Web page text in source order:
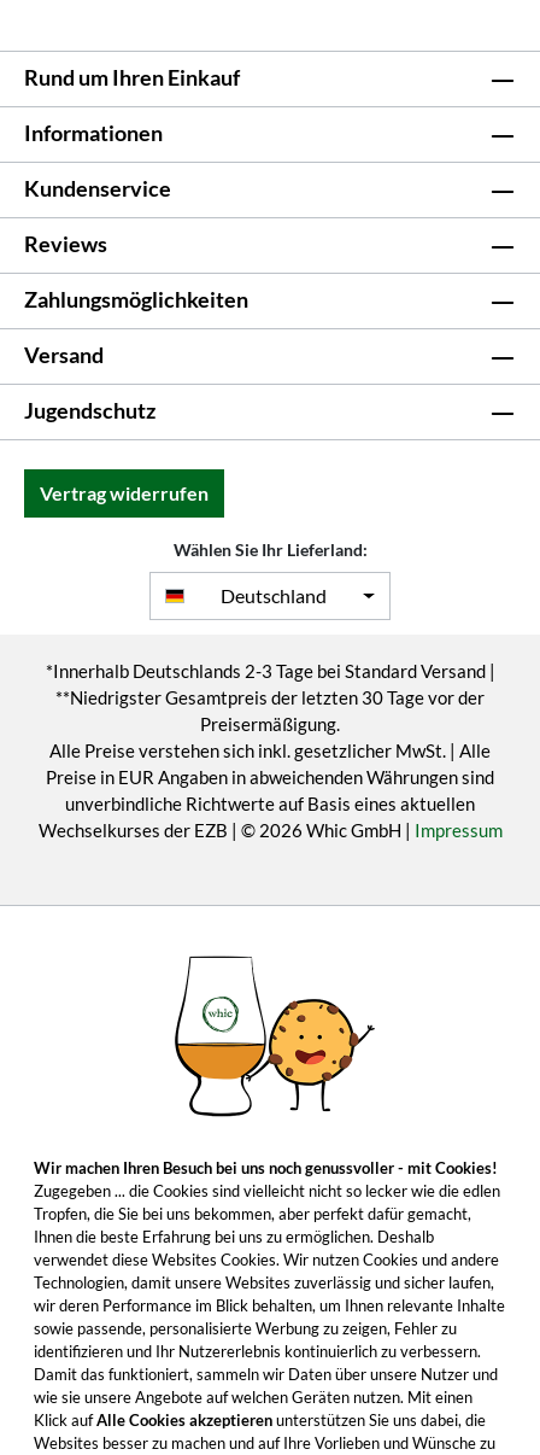
Rund um Ihren Einkauf
Informationen
Kundenservice
Reviews
Zahlungsmöglichkeiten
Versand
Jugendschutz
Vertrag widerrufen
Wählen Sie Ihr Lieferland:
Deutschland
*Innerhalb Deutschlands 2-3 Tage bei Standard Versand |
**Niedrigster Gesamtpreis der letzten 30 Tage vor der
Preisermäßigung.
Alle Preise verstehen sich inkl. gesetzlicher MwSt. | Alle
Preise in EUR Angaben in abweichenden Währungen sind
unverbindliche Richtwerte auf Basis eines aktuellen
Wechselkurses der EZB | © 2026 Whic GmbH | Impressum
Wir machen Ihren Besuch bei uns noch genussvoller - mit Cookies!
Zugegeben ... die Cookies sind vielleicht nicht so lecker wie die edlen
Tropfen, die Sie bei uns bekommen, aber perfekt dafür gemacht,
Ihnen die beste Erfahrung bei uns zu ermöglichen. Deshalb
verwendet diese Websites Cookies. Wir nutzen Cookies und andere
Technologien, damit unsere Websites zuverlässig und sicher laufen,
wir deren Performance im Blick behalten, um Ihnen relevante Inhalte
sowie passende, personalisierte Werbung zu zeigen, Fehler zu
identifizieren und Ihr Nutzererlebnis kontinuierlich zu verbessern.
Damit das funktioniert, sammeln wir Daten über unsere Nutzer und
wie sie unsere Angebote auf welchen Geräten nutzen. Mit einen
Klick aufAlle Cookies akzeptierenunterstützen Sie uns dabei, die
Websites besser zu machen und auf Ihre Vorlieben und Wünsche zu